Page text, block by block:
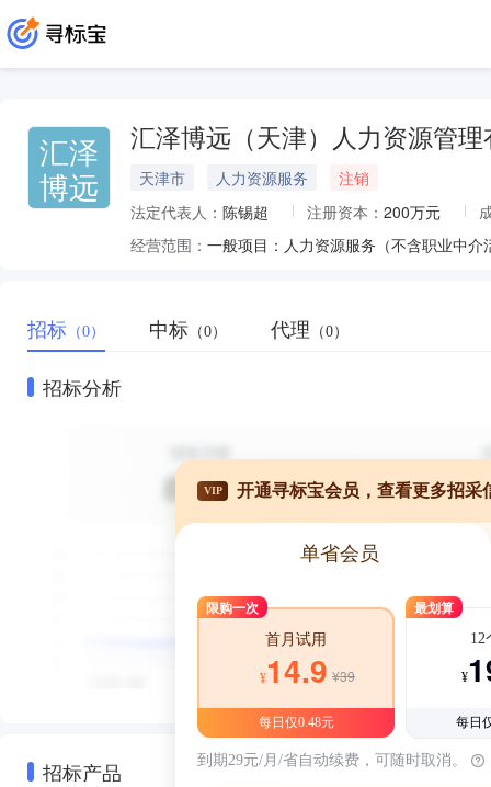
汇泽
博远
汇泽博远（天津）人力资源管理
天津市 人力资源服务
注销
法定代表人： 陈锡超 注册资本： 200万元
经营范围：
招标 （0） 中标 （0） 代理 （0）
招标分析
招标产品
VIP 开通寻标宝会员，查看更多招采
单省会员
限购一次
首月试用
¥14.9 ¥39
每日仅0.48元
最划算
12
¥
每日
到期29元/月/省自动续费，可随时取消。